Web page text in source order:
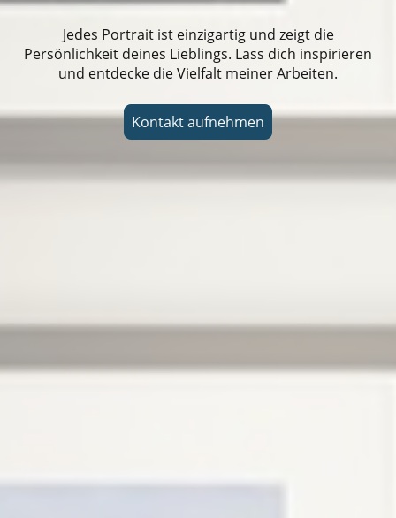
Jedes Portrait ist einzigartig und zeigt die
Persönlichkeit deines Lieblings. Lass dich inspirieren
und entdecke die Vielfalt meiner Arbeiten.
Kontakt aufnehmen